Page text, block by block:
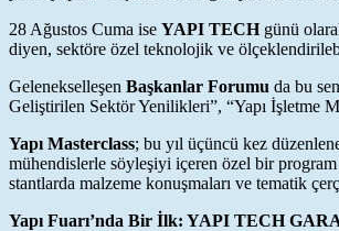
28 Ağustos Cuma ise YAPI TECHgünü
diyen, sektöre özel teknolojik ve
Gelenekselleşen Başkanlar Forumu da bu
Geliştirilen Sektör Yenilikleri”, “Yapı İşletme
Yapı Masterclass; bu yıl üçüncü kez
mühendislerle söyleşiyi içeren özel bir
stantlarda malzeme konuşmaları ve tematik
Yapı Fuarı’nda Bir İlk: YAPI TECH